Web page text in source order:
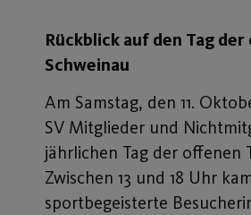
Rückblick auf den Tag
Schweinau
Am Samstag, den 11.
SV Mitglieder und
jährlichen Tag der offenen
Zwischen 13 und 18 Uhr
sportbegeisterte